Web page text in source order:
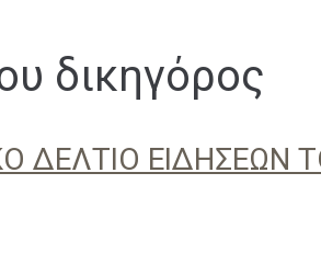
δικηγόρος
ΕΙΔΗΣΕΩΝ